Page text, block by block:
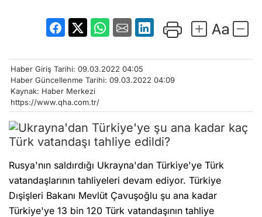
Haber Giriş Tarihi: 09.03.2022 04:05
Haber Güncellenme Tarihi: 09.03.2022 04:09
Kaynak: Haber Merkezi
https://www.qha.com.tr/
Rusya'nın saldırdığı Ukrayna'dan Türkiye'ye Türk
vatandaşlarının tahliyeleri devam ediyor. Türkiye
Dışişleri Bakanı Mevlüt Çavuşoğlu şu ana kadar
Türkiye'ye 13 bin 120 Türk vatandaşının tahliye